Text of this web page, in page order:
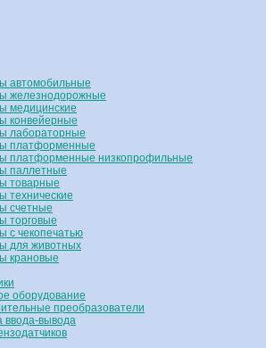
автомобильные
железнодорожные
медицинские
конвейерные
лабораторные
платформенные
платформенные низкопрофильные
паллетные
товарные
технические
счетные
торговые
с чекопечатью
для животных
крановые
оборудование
преобразователи
ввода-вывода